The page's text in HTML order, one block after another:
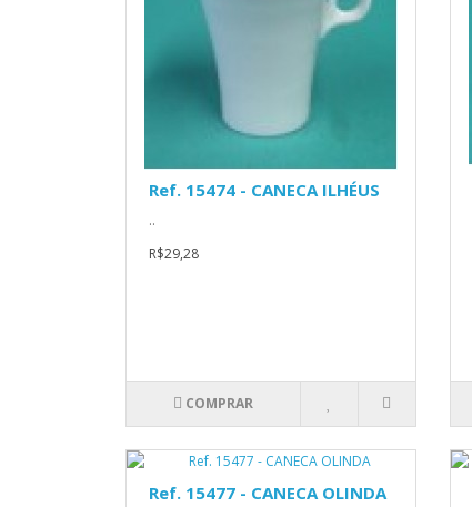
Ref. 15474 - CANECA ILHÉUS
..
R$29,28
COMPRAR
Ref. 15477 - CANECA OLINDA